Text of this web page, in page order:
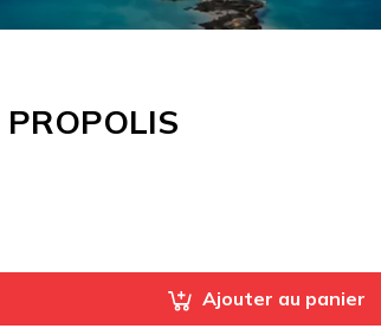
Ajouter au panier